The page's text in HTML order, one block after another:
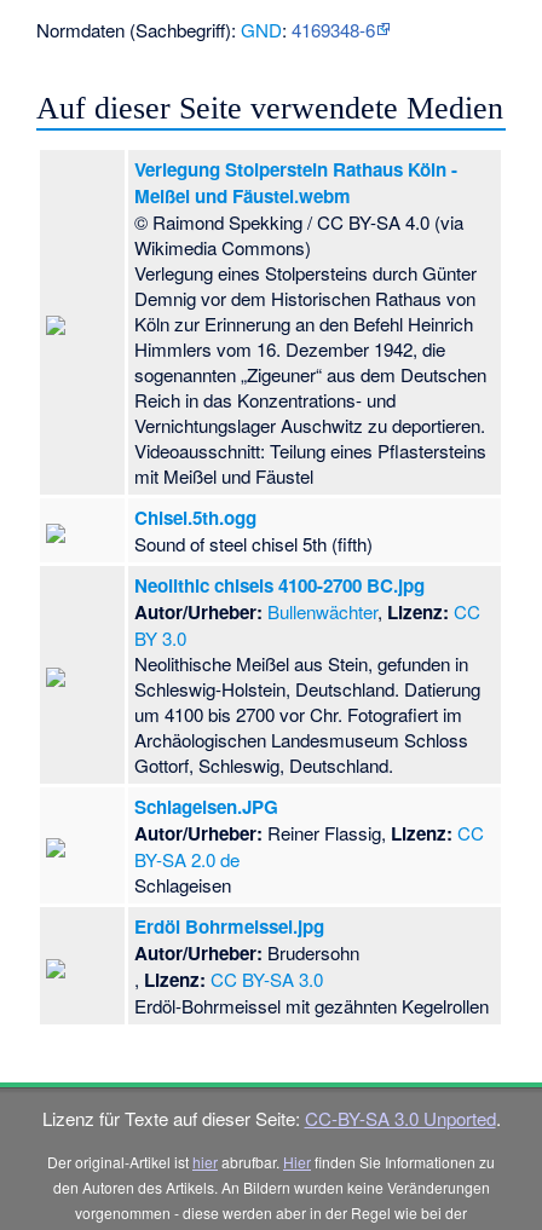
Normdaten (Sachbegriff):GND:4169348-6
Auf dieser Seite verwendete Medien
Verlegung Stolperstein Rathaus Köln -
Meißel und Fäustel.webm
© Raimond Spekking / CC BY-SA 4.0 (via
Wikimedia Commons)
Verlegung eines Stolpersteins durch Günter
Demnig vor dem Historischen Rathaus von
Köln zur Erinnerung an den Befehl Heinrich
Himmlers vom 16. Dezember 1942, die
sogenannten „Zigeuner“ aus dem Deutschen
Reich in das Konzentrations- und
Vernichtungslager Auschwitz zu deportieren.
Videoausschnitt: Teilung eines Pflastersteins
mit Meißel und Fäustel
Chisel.5th.ogg
Sound of steel chisel 5th (fifth)
Neolithic chisels 4100-2700 BC.jpg
Autor/Urheber: Bullenwächter, Lizenz: CC
BY 3.0
Neolithische Meißel aus Stein, gefunden in
Schleswig-Holstein, Deutschland. Datierung
um 4100 bis 2700 vor Chr. Fotografiert im
Archäologischen Landesmuseum Schloss
Gottorf, Schleswig, Deutschland.
Schlageisen.JPG
Autor/Urheber: Reiner Flassig, Lizenz: CC
BY-SA 2.0 de
Schlageisen
Erdöl Bohrmeissel.jpg
Autor/Urheber: Brudersohn
, Lizenz: CC BY-SA 3.0
Erdöl-Bohrmeissel mit gezähnten Kegelrollen
Lizenz für Texte auf dieser Seite: CC-BY-SA 3.0 Unported.
Der original-Artikel ist hierabrufbar. Hierfinden Sie Informationen zu
den Autoren des Artikels. An Bildern wurden keine Veränderungen
vorgenommen - diese werden aber in der Regel wie bei der